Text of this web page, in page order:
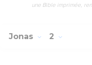
une Bible imprimée,
Jonas 2